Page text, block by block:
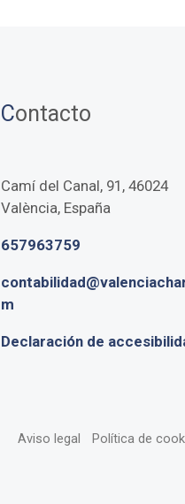
Contacto
Camí del Canal, 91, 46024
València, España
657963759
m
Declaración de
Aviso legal Política de